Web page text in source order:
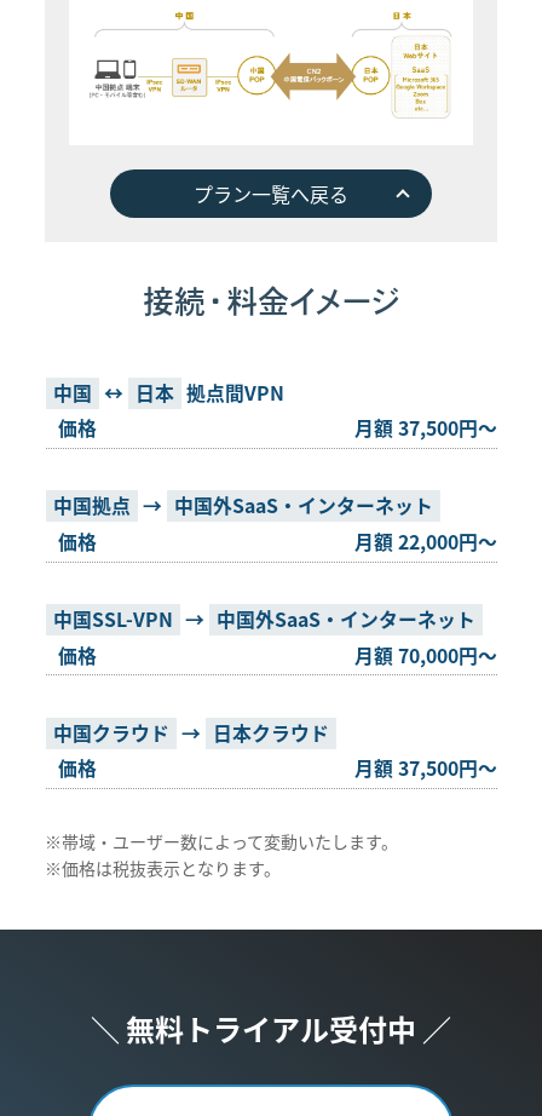
プラン一覧へ戻る
接続・料金イメージ
中国 ↔ 日本 拠点間VPN
月額 37,500円～
中国拠点 → 中国外SaaS・インターネット
月額 22,000円～
中国SSL-VPN → 中国外SaaS・インターネット
月額 70,000円～
中国クラウド → 日本クラウド
月額 37,500円～
※帯域・ユーザー数によって変動いたします。
※価格は税抜表示となります。
＼ 無料トライアル受付中 ／